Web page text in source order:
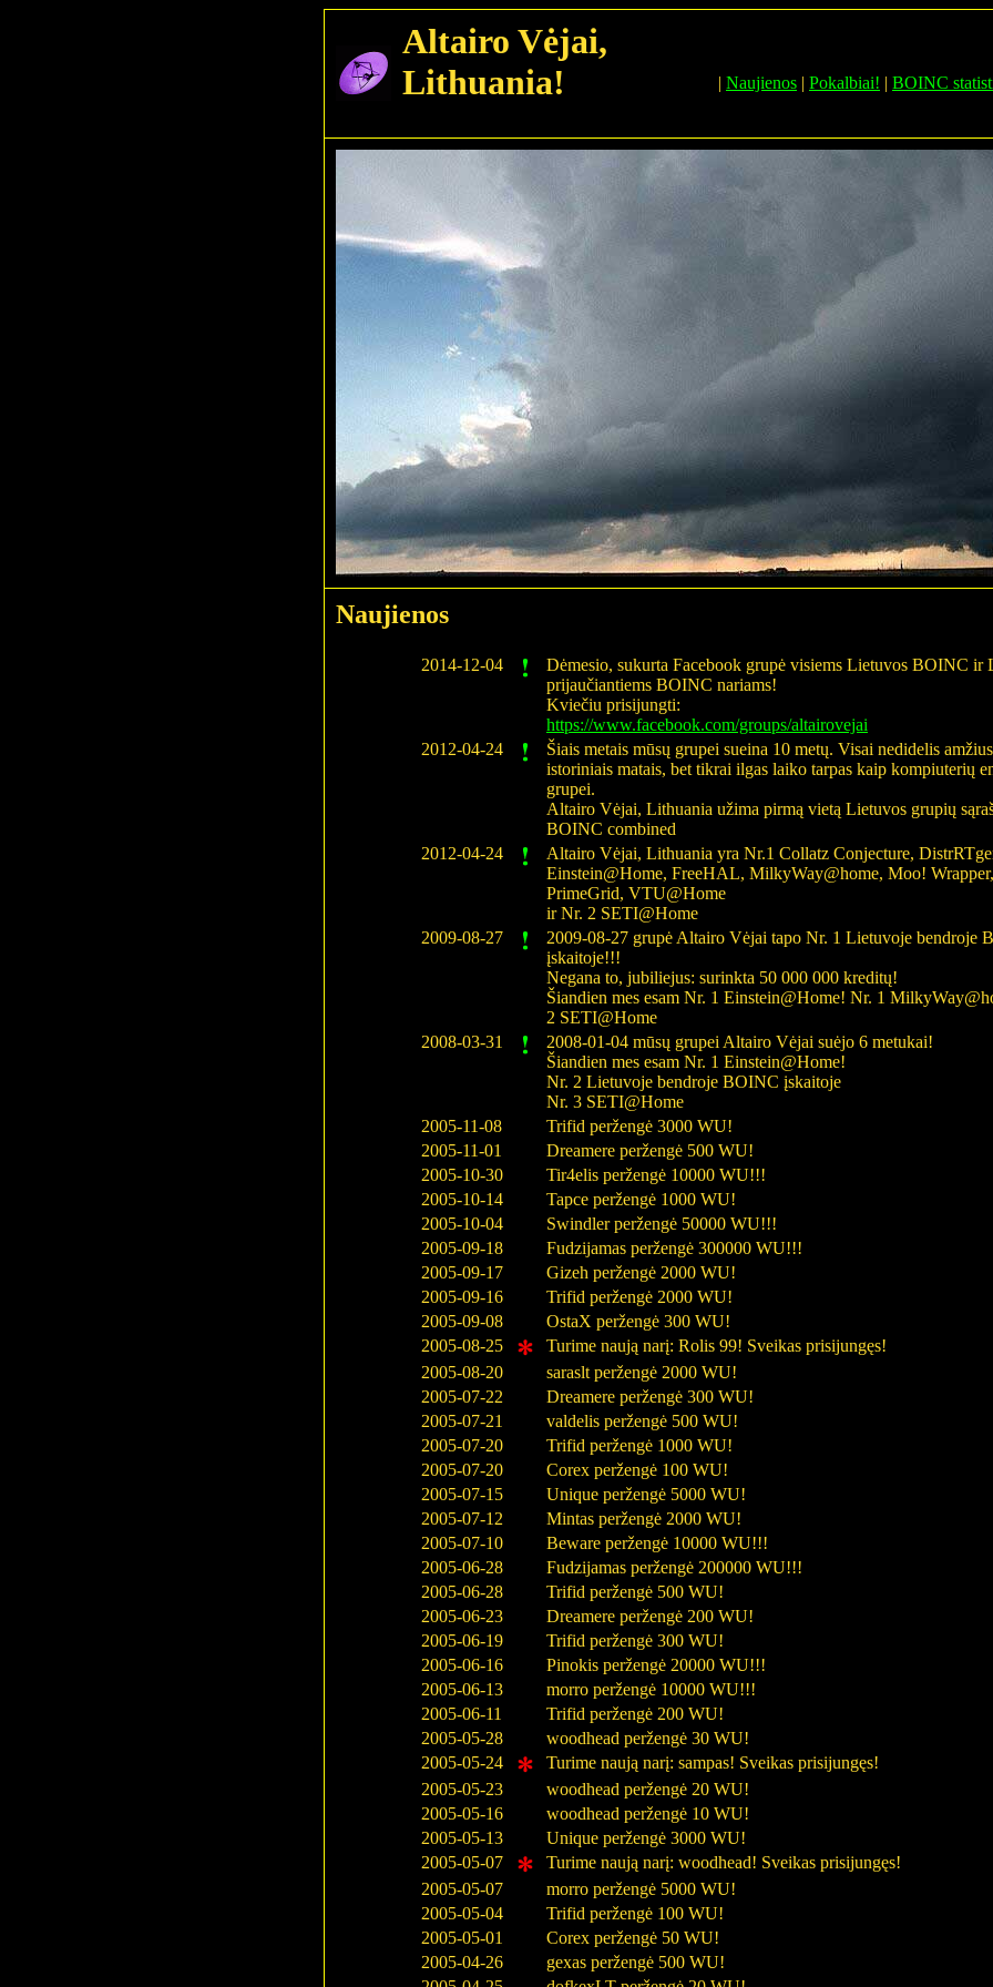
Altairo Vėjai,
Lithuania!
| Naujienos | Pokalbiai! | BOINC
Naujienos
2014-12-04
Dėmesio, sukurta Facebook grupė visiems Lietuvos BOINC ir
prijaučiantiems BOINC nariams!
Kviečiu prisijungti:
https://www.facebook.com/groups/altairovejai
2012-04-24
Šiais metais mūsų grupei sueina 10 metų. Visai nedidelis
istoriniais matais, bet tikrai ilgas laiko tarpas kaip kompiuterių
grupei.
Altairo Vėjai, Lithuania užima pirmą vietą Lietuvos grupių
BOINC combined
2012-04-24
Altairo Vėjai, Lithuania yra Nr.1 Collatz Conjecture,
Einstein@Home, FreeHAL, MilkyWay@home, Moo! Wrapper,
PrimeGrid, VTU@Home
ir Nr. 2 SETI@Home
2009-08-27
2009-08-27 grupė Altairo Vėjai tapo Nr. 1 Lietuvoje bendroje
įskaitoje!!!
Negana to, jubiliejus: surinkta 50 000 000 kreditų!
Šiandien mes esam Nr. 1 Einstein@Home! Nr. 1
2 SETI@Home
2008-03-31
2008-01-04 mūsų grupei Altairo Vėjai suėjo 6 metukai!
Šiandien mes esam Nr. 1 Einstein@Home!
Nr. 2 Lietuvoje bendroje BOINC įskaitoje
Nr. 3 SETI@Home
2005-11-08
Trifid peržengė 3000 WU!
2005-11-01
Dreamere peržengė 500 WU!
2005-10-30
Tir4elis peržengė 10000 WU!!!
2005-10-14
Tapce peržengė 1000 WU!
2005-10-04
Swindler peržengė 50000 WU!!!
2005-09-18
Fudzijamas peržengė 300000 WU!!!
2005-09-17
Gizeh peržengė 2000 WU!
2005-09-16
Trifid peržengė 2000 WU!
2005-09-08
OstaX peržengė 300 WU!
2005-08-25
Turime naują narį: Rolis 99! Sveikas prisijungęs!
2005-08-20
saraslt peržengė 2000 WU!
2005-07-22
Dreamere peržengė 300 WU!
2005-07-21
valdelis peržengė 500 WU!
2005-07-20
Trifid peržengė 1000 WU!
2005-07-20
Corex peržengė 100 WU!
2005-07-15
Unique peržengė 5000 WU!
2005-07-12
Mintas peržengė 2000 WU!
2005-07-10
Beware peržengė 10000 WU!!!
2005-06-28
Fudzijamas peržengė 200000 WU!!!
2005-06-28
Trifid peržengė 500 WU!
2005-06-23
Dreamere peržengė 200 WU!
2005-06-19
Trifid peržengė 300 WU!
2005-06-16
Pinokis peržengė 20000 WU!!!
2005-06-13
morro peržengė 10000 WU!!!
2005-06-11
Trifid peržengė 200 WU!
2005-05-28
woodhead peržengė 30 WU!
2005-05-24
Turime naują narį: sampas! Sveikas prisijungęs!
2005-05-23
woodhead peržengė 20 WU!
2005-05-16
woodhead peržengė 10 WU!
2005-05-13
Unique peržengė 3000 WU!
2005-05-07
Turime naują narį: woodhead! Sveikas prisijungęs!
2005-05-07
morro peržengė 5000 WU!
2005-05-04
Trifid peržengė 100 WU!
2005-05-01
Corex peržengė 50 WU!
2005-04-26
gexas peržengė 500 WU!